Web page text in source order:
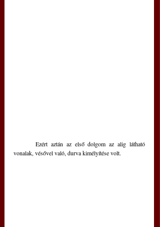
vonalak, vésővel való, durva kimélyítése volt.